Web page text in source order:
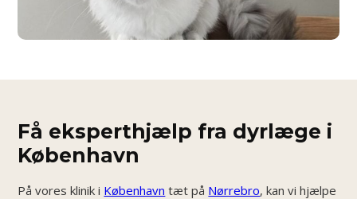
Få eksperthjælp fra dyrlæge i
København
På vores klinik i København tæt på Nørrebro, kan vi hjælpe